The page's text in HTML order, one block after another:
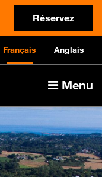
Réservez
Français Anglais
Menu